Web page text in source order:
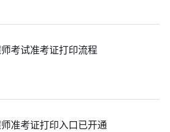
考试准考证打印流程
准考证打印入口已开通